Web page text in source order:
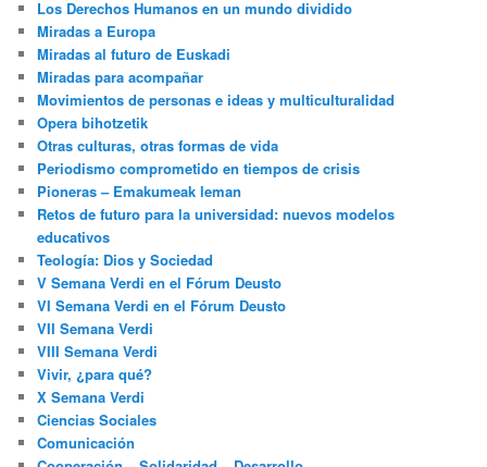
Los Derechos Humanos en un mundo dividido
Miradas a Europa
Miradas al futuro de Euskadi
Miradas para acompañar
Movimientos de personas e ideas y multiculturalidad
Opera bihotzetik
Otras culturas, otras formas de vida
Periodismo comprometido en tiempos de crisis
Pioneras – Emakumeak leman
Retos de futuro para la universidad: nuevos modelos
educativos
Teología: Dios y Sociedad
V Semana Verdi en el Fórum Deusto
VI Semana Verdi en el Fórum Deusto
VII Semana Verdi
VIII Semana Verdi
Vivir, ¿para qué?
X Semana Verdi
Ciencias Sociales
Comunicación